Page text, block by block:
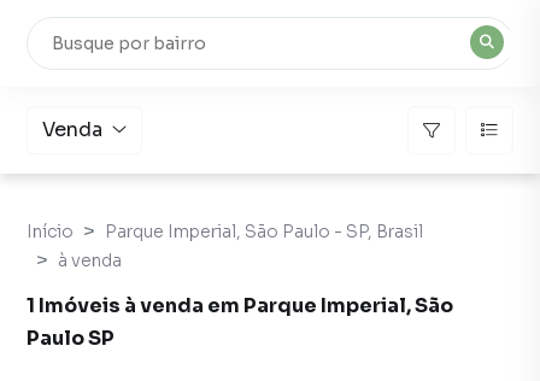
Venda
Início
Parque Imperial, São Paulo - SP, Brasil
à venda
1 Imóveis à venda em Parque Imperial, São
Paulo SP